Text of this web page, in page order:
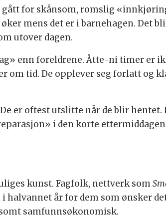
for skånsom, romslig
mens det er i barnehagen. Det
utover dagen.
enn foreldrene. Åtte-ni timer er
om tid. De opplever seg forlatt og
er oftest utslitte når de blir
i den korte
kunst. Fagfolk, nettverk som
halvannet år for dem som ønsker
samfunnsøkonomisk.